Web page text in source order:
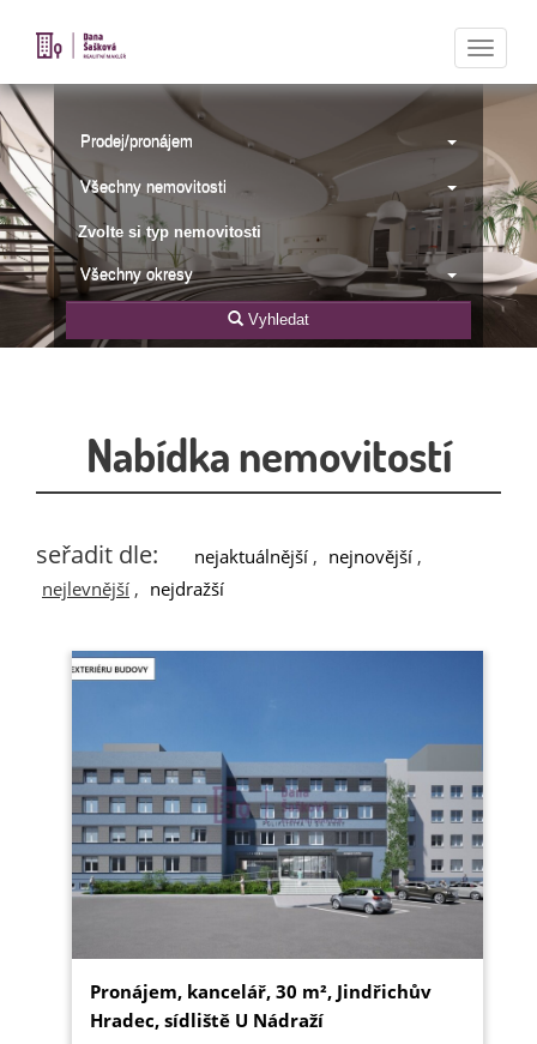
Prodej/pronájem
Všechny nemovitosti
Zvolte si typ nemovitosti
Všechny okresy
Vyhledat
Nabídka nemovitostí
seřadit dle: nejaktuálnější , nejnovější ,
nejlevnější , nejdražší
Pronájem, kancelář, 30 m², Jindřichův
Hradec, sídliště U Nádraží